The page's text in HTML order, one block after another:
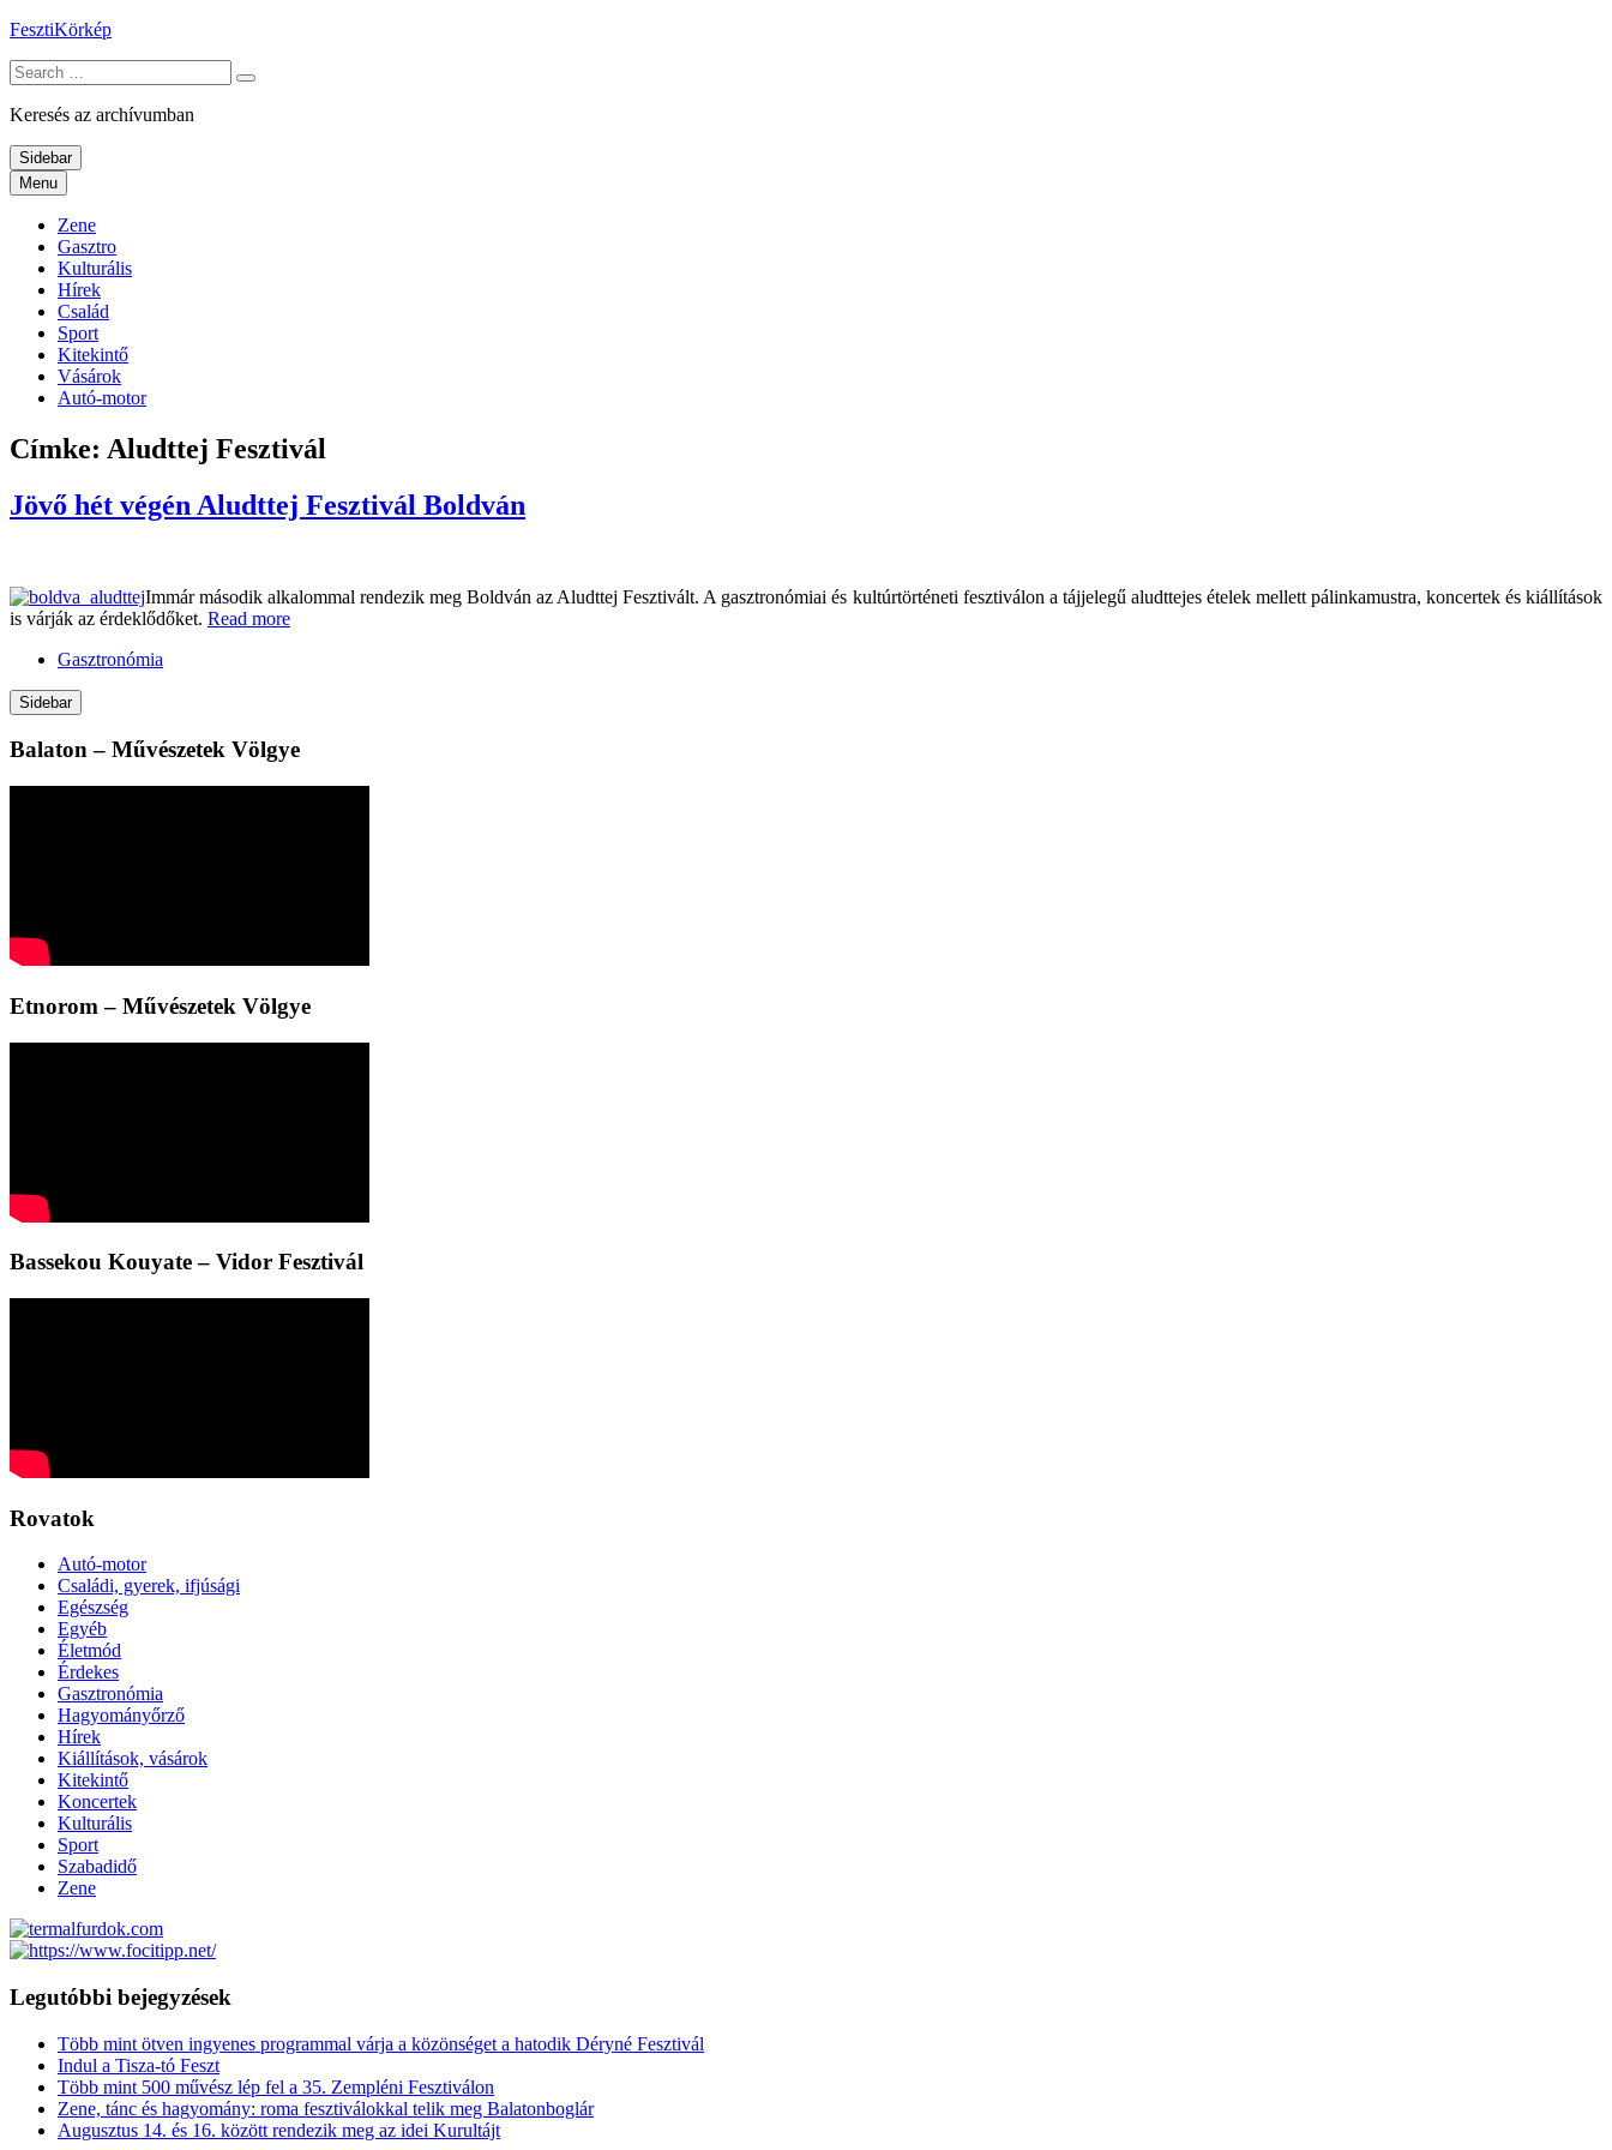
Skip
content
FesztiKörkép
Search
for:
Keresés az archívumban
Sidebar
Menu
Zene
Gasztro
Kulturális
Hírek
Család
Sport
Kitekintő
Vásárok
Autó-motor
Címke: Aludttej Fesztivál
Jövő hét végén Aludttej Fesztivál Boldván
Immár második alkalommal rendezik meg Boldván az Aludttej Fesztivált. A gasztronómiai és kultúrtörténeti fesztiválon a tájjelegű aludttejes ételek mellett pálinkamustra, koncertek és kiállítások
is várják az érdeklődőket. Read more
Gasztronómia
Sidebar
Balaton – Művészetek Völgye
Etnorom – Művészetek Völgye
Bassekou Kouyate – Vidor Fesztivál
Rovatok
Autó-motor
Családi, gyerek, ifjúsági
Egészség
Egyéb
Életmód
Érdekes
Gasztronómia
Hagyományőrző
Hírek
Kiállítások, vásárok
Kitekintő
Koncertek
Kulturális
Sport
Szabadidő
Zene
Legutóbbi bejegyzések
Több mint ötven ingyenes programmal várja a közönséget a hatodik Déryné Fesztivál
Indul a Tisza-tó Feszt
Több mint 500 művész lép fel a 35. Zempléni Fesztiválon
Zene, tánc és hagyomány: roma fesztiválokkal telik meg Balatonboglár
Augusztus 14. és 16. között rendezik meg az idei Kurultájt